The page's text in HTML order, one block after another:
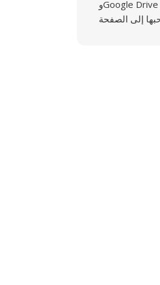
وGoogle Drive وDropbox، ورابط URL أو